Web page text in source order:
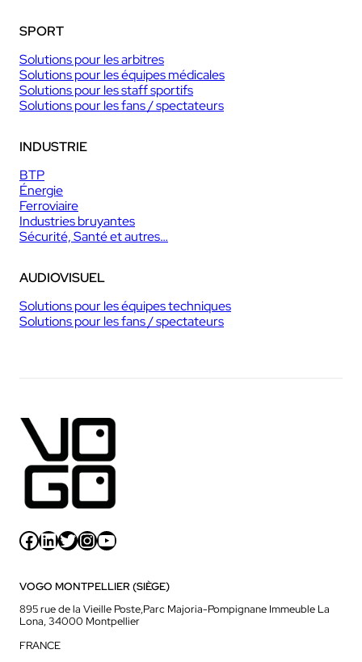
SPORT
Solutions pour les arbitres
Solutions pour les équipes médicales
Solutions pour les staff sportifs
Solutions pour les fans / spectateurs
INDUSTRIE
BTP
Énergie
Ferroviaire
Industries bruyantes
Sécurité, Santé et autres…
AUDIOVISUEL
Solutions pour les équipes techniques
Solutions pour les fans / spectateurs
Facebook LinkedIn Twitter InstagramYouTube
VOGO MONTPELLIER (SIÈGE)
895 rue de la Vieille Poste,Parc Majoria-Pompignane Immeuble La
Lona, 34000 Montpellier
FRANCE